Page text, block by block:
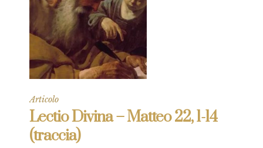
Articolo
Lectio Divina – Matteo 22, 1-14
(traccia)